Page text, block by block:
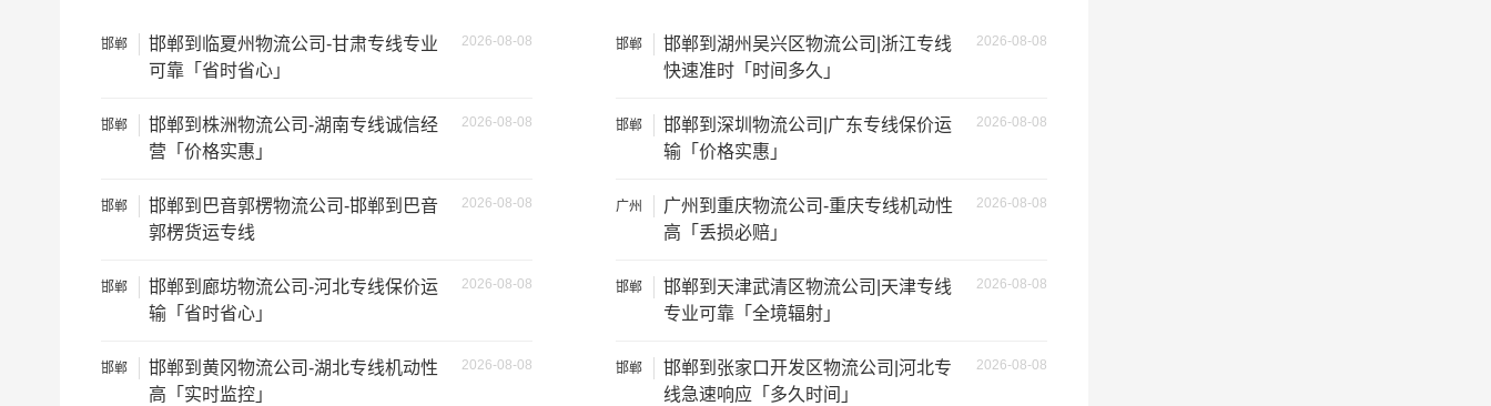
根据货物类型选择合适车型
车型 装载体积 装载重量 尺寸（米）
3.8米货车 15立方 2吨 3.8×1.7×2.2
邯郸 2026-08-08
邯郸到临夏州物流公司-甘肃专线专业
可靠「省时省心」
邯郸 2026-08-08
邯郸到株洲物流公司-湖南专线诚信经
营「价格实惠」
邯郸 2026-08-08
邯郸到巴音郭楞物流公司-邯郸到巴音
郭楞货运专线
邯郸 2026-08-08
邯郸到廊坊物流公司-河北专线保价运
输「省时省心」
邯郸 2026-08-08
邯郸到黄冈物流公司-湖北专线机动性
高「实时监控」
邯郸 2026-08-08
邯郸到湖州吴兴区物流公司|浙江专线
快速准时「时间多久」
邯郸 2026-08-08
邯郸到深圳物流公司|广东专线保价运
输「价格实惠」
广州 2026-08-08
广州到重庆物流公司-重庆专线机动性
高「丢损必赔」
邯郸 2026-08-08
邯郸到天津武清区物流公司|天津专线
专业可靠「全境辐射」
邯郸 2026-08-08
邯郸到张家口开发区物流公司|河北专
线急速响应「多久时间」